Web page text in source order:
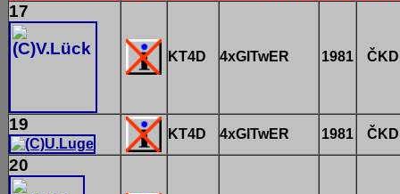
17
KT4D 4xGlTwER 1981
19
KT4D 4xGlTwER 1981
20